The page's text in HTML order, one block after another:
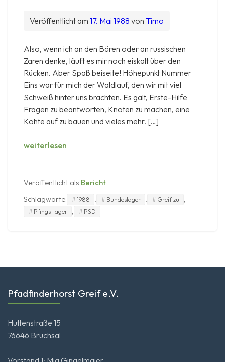
Veröffentlicht am 17. Mai 1988 von Timo
Also, wenn ich an den Bären oder an russischen
Zaren denke, läuft es mir noch eiskalt über den
Rücken. Aber Spaß beiseite! Höhepunkt Nummer
Eins war für mich der Waldlauf, den wir mit viel
Schweiß hinter uns brachten. Es galt, Erste-Hilfe
Fragen zu beantworten, Knoten zu machen, eine
Kohte auf zu bauen und vieles mehr. […]
weiterlesen
in
Veröffentlicht als Bericht
Schlagworte:
1988 , Bundeslager , Greif zu ,
Pfingstlager , PSD
Pfadfinderhorst Greif e.V.
Huttenstraße 15
76646 Bruchsal